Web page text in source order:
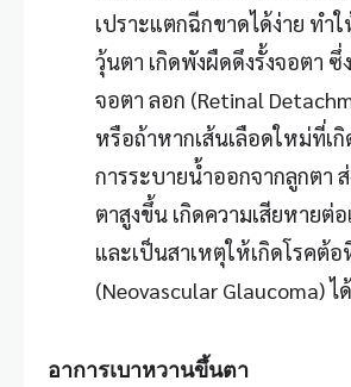
เปราะแตกฉีกขาดได้ง่าย ทำ
วุ้นตา เกิดพังผืดดึงรั้งจอตา ซึ่
จอตา ลอก (Retinal
หรือถ้าหากเส้นเลือดใหม่ที่เ
การระบายน้ำออกจากลูกตา
ตาสูงขึ้น เกิดความเสียหายต่
และเป็นสาเหตุให้เกิดโรคต้
(Neovascular Glaucoma) ได้
อาการเบาหวานขึ้นตา